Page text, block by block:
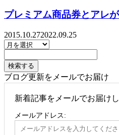
プレミアム商品券とアレ
2015.10.272022.09.25
ブログ更新をメールでお届け
新着記事をメールでお届け
メールアドレス: